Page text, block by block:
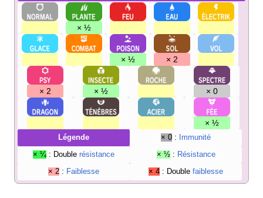
× ½
× ½ × 2
× 2 × ½ × 0
× ½
Légende × 0 : Immunité
× ¼ : Double résistance × ½ : Résistance
× 2 : Faiblesse × 4 : Double faiblesse